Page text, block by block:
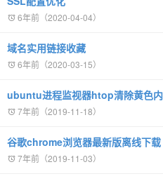
6年前（2020-04-04）
域名实用链接收藏
6年前（2020-03-15）
ubuntu进程监视器htop清除黄色内
7年前（2019-11-18）
谷歌chrome浏览器最新版离线下载
7年前（2019-11-03）